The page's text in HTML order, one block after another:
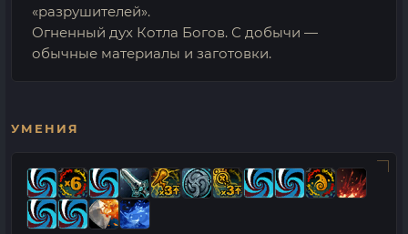
«разрушителей».
Огненный дух Котла Богов. С добычи —
обычные материалы и заготовки.
УМЕНИЯ